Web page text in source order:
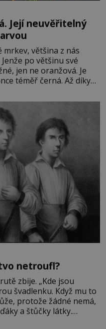
Její neuvěřitelný
mrkev, většina z nás
po většinu své
jen ne oranžová. Je
téměř černá. Až díky
nedokážeme představit.
netroufl?
zbije. „Kde jsou
švadlenku. Když mu to
protože žádné nemá,
a štůčky látky.